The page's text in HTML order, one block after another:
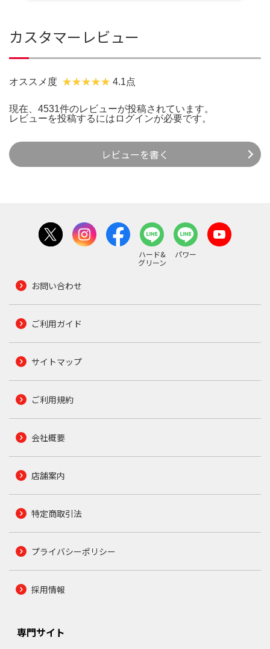
カスタマーレビュー
オススメ度 4.1点
現在、4531件のレビューが投稿されています。
レビューを投稿するには ログインが必要です。
レビューを書く
ハード&
グリーン
パワー
お問い合わせ
ご利用ガイド
サイトマップ
ご利用規約
会社概要
店舗案内
特定商取引法
プライバシーポリシー
採用情報
専門サイト